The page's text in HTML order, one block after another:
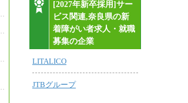
[2027年新卒採用]サー
ビス関連,奈良県の新
着障がい者求人・就職
募集の企業
LITALICO
JTBグループ